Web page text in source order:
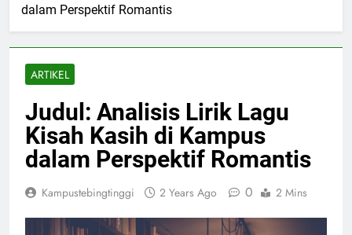
dalam Perspektif Romantis
ARTIKEL
Judul: Analisis Lirik Lagu
Kisah Kasih di Kampus
dalam Perspektif Romantis
Kampustebingtinggi 2 Years Ago 0 2 Mins